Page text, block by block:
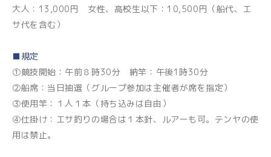
大人：13,000円 女性、高校生以下：10,500円（船代、エ
サ代を含む）
■規定
①競技開始：午前８時30分 納竿：午後1時30分
②船席：当日抽選（グループ参加は主催者が席を指定）
③使用竿：１人１本（持ち込みは自由）
④仕掛け：エサ釣りの場合は１本針、ルアーも可。テンヤの使
用は禁止。